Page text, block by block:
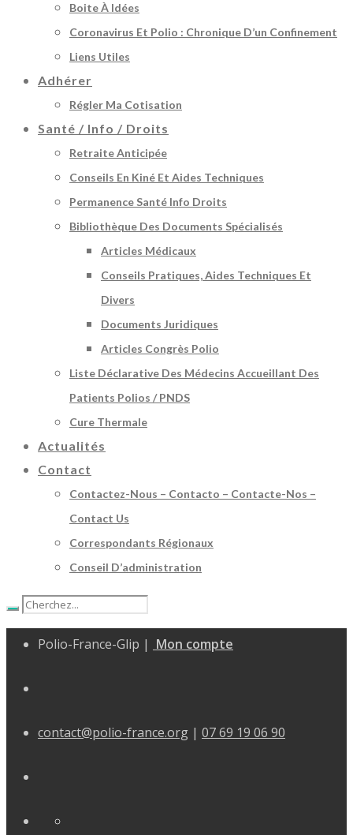
Boite À Idées
Coronavirus Et Polio : Chronique D’un Confinement
Liens Utiles
Adhérer
Régler Ma Cotisation
Santé / Info / Droits
Retraite Anticipée
Conseils En Kiné Et Aides Techniques
Permanence Santé Info Droits
Bibliothèque Des Documents Spécialisés
Articles Médicaux
Conseils Pratiques, Aides Techniques Et
Divers
Documents Juridiques
Articles Congrès Polio
Liste Déclarative Des Médecins Accueillant Des
Patients Polios / PNDS
Cure Thermale
Actualités
Contact
Contactez-Nous – Contacto – Contacte-Nos –
Contact Us
Correspondants Régionaux
Conseil D’administration
Polio-France-Glip | Mon compte
contact@polio-france.org | 07 69 19 06 90